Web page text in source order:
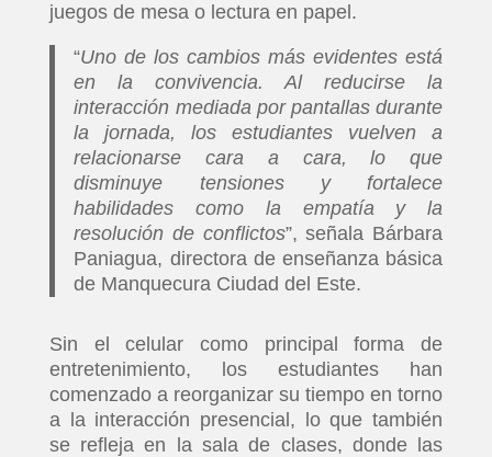
juegos de mesa o lectura en papel.
“Uno de los cambios más evidentes está
en la convivencia. Al reducirse la
interacción mediada por pantallas durante
la jornada, los estudiantes vuelven a
relacionarse cara a cara, lo que
disminuye tensiones y fortalece
habilidades como la empatía y la
resolución de conflictos”, señala Bárbara
Paniagua, directora de enseñanza básica
de Manquecura Ciudad del Este.
Sin el celular como principal forma de
entretenimiento, los estudiantes han
comenzado a reorganizar su tiempo en torno
a la interacción presencial, lo que también
se refleja en la sala de clases, donde las